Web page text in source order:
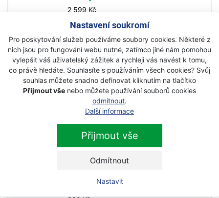
Nastavení soukromí
Pro poskytování služeb používáme soubory cookies. Některé z
nich jsou pro fungování webu nutné, zatímco jiné nám pomohou
vylepšit váš uživatelský zážitek a rychleji vás navést k tomu,
co právě hledáte. Souhlasíte s používáním všech cookies? Svůj
souhlas můžete snadno definovat kliknutím na tlačítko
Přijmout vše nebo můžete používání souborů cookies
odmítnout.
Další informace
Přijmout vše
Odmítnout
Nastavit
2 599 Kč
2 339 Kč s DPH
ProCraft ES20LI aku nůžky na
větve
Akce
Skladem
4 280 Kč
3 890 Kč s DPH
Fiskars Jednočepelové zahradní
nůžky 111710A
Skladem